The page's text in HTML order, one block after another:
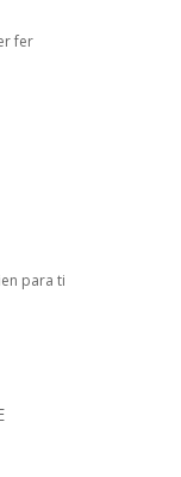
fer
para ti